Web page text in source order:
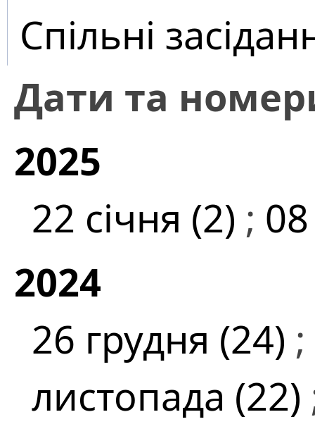
Спільні
Дати та
2025
22 січня (2) ;
2024
26 грудня (24) ;
листопада (22)